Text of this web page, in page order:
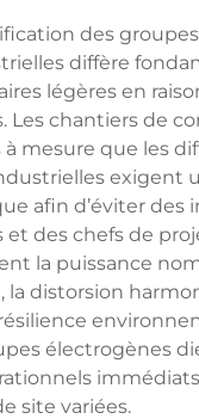
des
diffère
légères en
Les chantiers de
mesure que les
exigent
afin d’éviter
et des chefs de
la puissance
distorsion
électrogènes
site variées.